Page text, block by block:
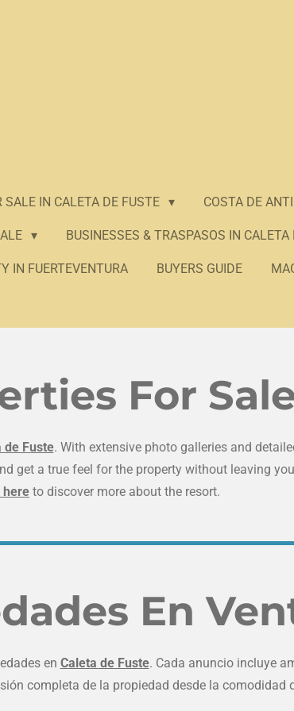
SALE IN CALETA DE FUSTE COSTA DE
BUSINESSES & TRASPASOS IN
IN FUERTEVENTURA BUYERS GUIDE
For
de Fuste. With extensive photo galleries and
get a true feel for the property without leaving
here to discover more about the resort.
En
en Caleta de Fuste. Cada anuncio incluye
completa de la propiedad desde la comodidad